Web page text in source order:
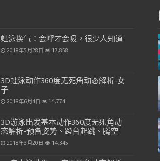
蛙泳换气：会呼才会吸，很少人知道
2018年5月28日 17,858
3D蛙泳动作360度无死角动态解析-女
子
2018年6月4日 14,774
3D游泳出发基本动作360度无死角动
态解析-预备姿势、蹬台起跳、腾空
2018年3月20日 14,345